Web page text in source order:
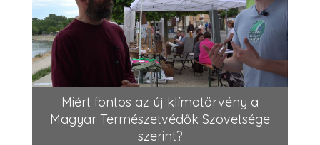
Miért fontos az új klímatörvény a
Magyar Természetvédők Szövetsége
szerint?